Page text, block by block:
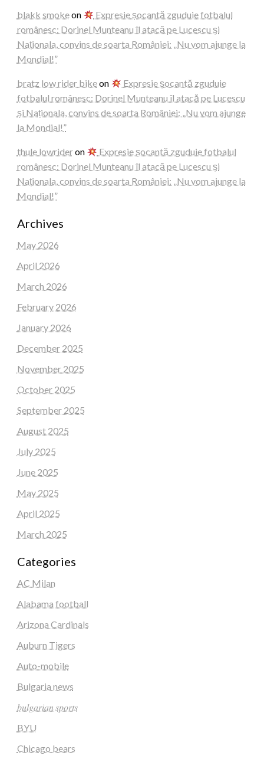
blakk smokeon
Expresie șocantă zguduie fotbalul
românesc: Dorinel Munteanu îl atacă pe Lucescu și
Naționala, convins de soarta României: „Nu vom ajunge la
Mondial!”
bratz low rider bikeon
Expresie șocantă zguduie
fotbalul românesc: Dorinel Munteanu îl atacă pe Lucescu
și Naționala, convins de soarta României: „Nu vom ajunge
la Mondial!”
thule lowrideron
Expresie șocantă zguduie fotbalul
românesc: Dorinel Munteanu îl atacă pe Lucescu și
Naționala, convins de soarta României: „Nu vom ajunge la
Mondial!”
Archives
May 2026
April 2026
March 2026
February 2026
January 2026
December 2025
November 2025
October 2025
September 2025
August 2025
July 2025
June 2025
May 2025
April 2025
March 2025
Categories
AC Milan
Alabama football
Arizona Cardinals
Auburn Tigers
Auto-mobile
Bulgaria news
𝑏𝑢𝑙𝑔𝑎𝑟𝑖𝑎𝑛 𝑠𝑝𝑜𝑟𝑡𝑠
BYU
Chicago bears